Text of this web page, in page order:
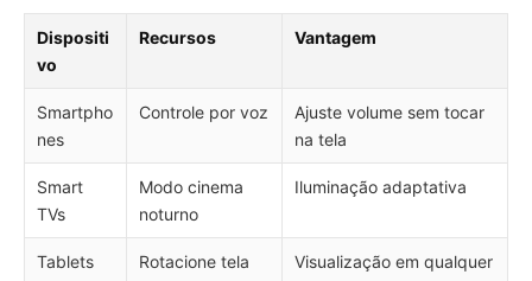
Dispositi
vo
Recursos Vantagem
Smartpho
nes
Controle por voz
Ajuste volume sem tocar
na tela
Smart
TVs
Modo cinema
noturno
Iluminação adaptativa
Tablets Rotacione tela
Visualização em qualquer